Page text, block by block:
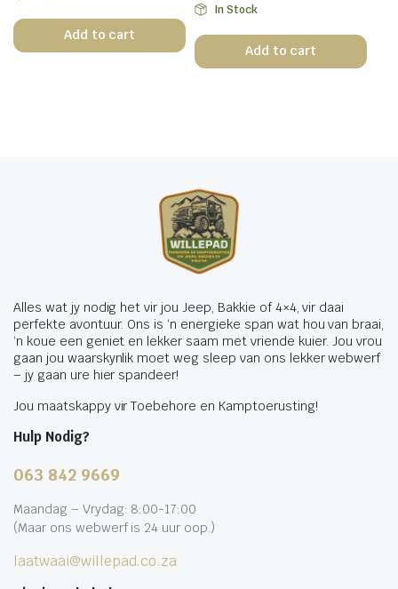
Add to cart
In Stock
Add to cart
Alles wat jy nodig het vir jou Jeep, Bakkie of 4×4, vir daai
perfekte avontuur. Ons is ‘n energieke span wat hou van braai,
‘n koue een geniet en lekker saam met vriende kuier. Jou vrou
gaan jou waarskynlik moet weg sleep van ons lekker webwerf
– jy gaan ure hier spandeer!
Jou maatskappy vir Toebehore en Kamptoerusting!
Hulp Nodig?
063 842 9669
Maandag – Vrydag: 8:00-17:00
(Maar ons webwerf is 24 uur oop.)
laatwaai@willepad.co.za